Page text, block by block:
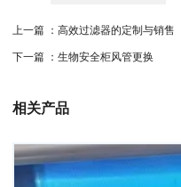
上一篇 ： 高效过滤器的定制与销售
下一篇 ： 生物安全柜风管更换
相关产品